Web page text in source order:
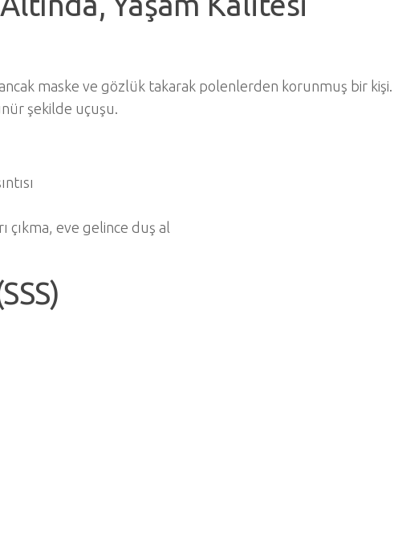
maske ve gözlük takarak polenlerden korunmuş bir kişi.
şekilde uçuşu.
çıkma, eve gelince duş al